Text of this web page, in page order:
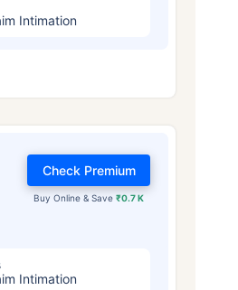
Intimation
Buy Online & Save₹0.7 K
Check Premium
Intimation